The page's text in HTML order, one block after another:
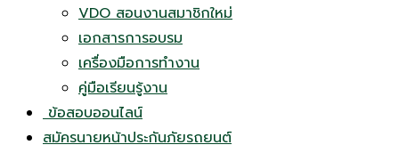
VDO สอนงานสมาชิกใหม่
เอกสารการอบรม
เครื่องมือการทำงาน
คู่มือเรียนรู้งาน
ข้อสอบออนไลน์
สมัครนายหน้าประกันภัยรถยนต์